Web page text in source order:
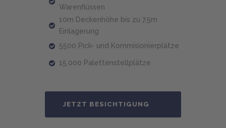
Warenflüssen
10m Deckenhöhe bis zu 7,5m
Einlagerung
5500 Pick- und Kommisionierplätze
15.000 Palettenstellplätze
JETZT BESICHTIGUNG